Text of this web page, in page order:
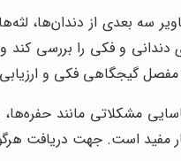
دندانی و فکی را بررسی
گیجگاهی فکی و
مشکلاتی مانند
مفید است. جهت دریافت